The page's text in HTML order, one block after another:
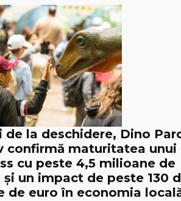
de la deschidere, Dino
confirmă maturitatea unui
cu peste 4,5 milioane de
un impact de peste 130
de euro în economia